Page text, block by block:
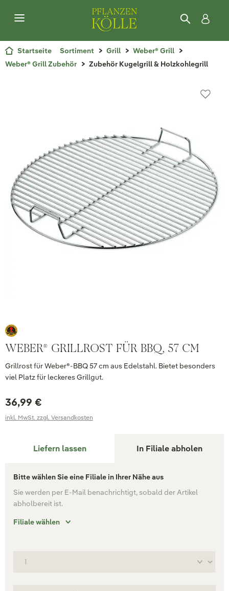
Startseite Sortiment Grill
Weber® Grill
Weber® Grill Zubehör
Zubehör Kugelgrill & Holzkohlegrill
WEBER® GRILLROST FÜR BBQ, 57 CM
Grillrost für Weber®-BBQ 57 cm aus Edelstahl. Bietet besonders
viel Platz für leckeres Grillgut.
36,99 €
inkl. MwSt. zzgl. Versandkosten
Liefern lassen In Filiale abholen
Bitte wählen Sie eine Filiale in Ihrer Nähe aus
Sie werden per E-Mail benachrichtigt, sobald der Artikel
abholbereit ist.
Filiale wählen